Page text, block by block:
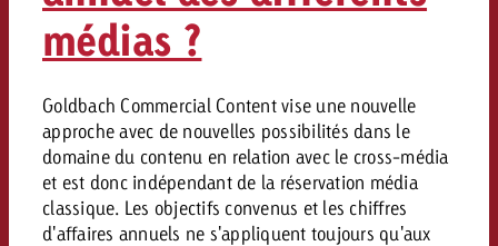
Le Goldbach Video Network
portée cross-canal de la vidéo
Interview avec Steve Krebser
Impact
ACTUALITÉS ONLINE
Le Goldbach Video Network
portée cross-canal de la vidéo
Impact
ACTUALITÉS GOLDBACH
Le Goldbach Video Network
portée cross-canal de la vidéo
Audio
Online
médias ?
Goldbach Commercial Content vise une nouvelle
approche avec de nouvelles possibilités dans le
domaine du contenu en relation avec le cross-média
et est donc indépendant de la réservation média
classique. Les objectifs convenus et les chiffres
d'affaires annuels ne s'appliquent toujours qu'aux